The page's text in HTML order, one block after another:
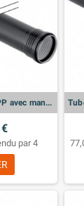
Tube Geberit Silent-PP avec manchon: d:160mm, L:300cm
par 4